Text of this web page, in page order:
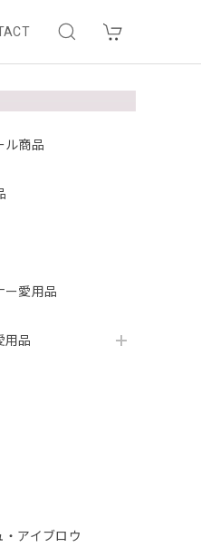
ル商品
ー愛用品
用品
・アイブロウ